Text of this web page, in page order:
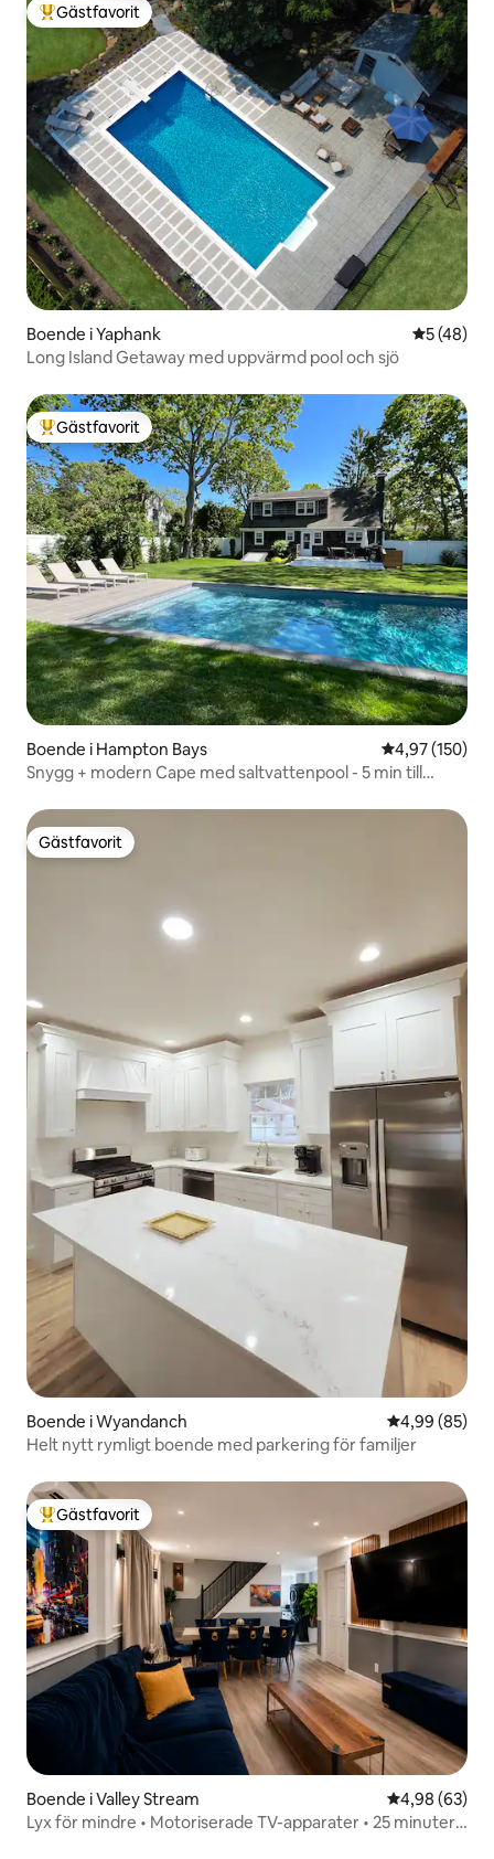
Populär gästfavorit
Gästfavorit
Boende i Yaphank 5 av 5 i
5 (48)
Long Island Getaway med uppvärmd pool och sjö
Populär gästfavorit
Gästfavorit
Boende i Hampton Bays 4,97 av 5 i
4,97 (150)
Snygg + modern Cape med saltvattenpool - 5 min till
Gästfavorit
Gästfavorit
Boende i Wyandanch 4,99 av 5 i
4,99 (85)
Helt nytt rymligt boende med parkering för familjer
Populär gästfavorit
Gästfavorit
Boende i Valley Stream 4,98 av 5 i
4,98 (63)
Lyx för mindre • Motoriserade TV-apparater • 25 minuter